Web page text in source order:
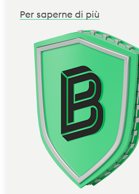
Per saperne di più